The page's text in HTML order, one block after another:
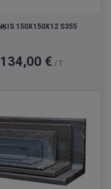
150X150X12 S355
€ / T